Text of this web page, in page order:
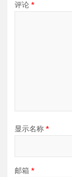
评论 *
显示名称 *
邮箱 *